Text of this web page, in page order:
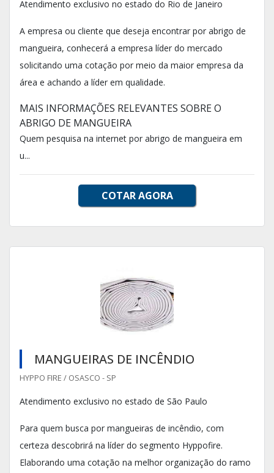
Atendimento exclusivo no estado do Rio de Janeiro
A empresa ou cliente que deseja encontrar por abrigo de
mangueira, conhecerá a empresa líder do mercado
solicitando uma cotação por meio da maior empresa da
área e achando a líder em qualidade.
MAIS INFORMAÇÕES RELEVANTES SOBRE O
ABRIGO DE MANGUEIRA
Quem pesquisa na internet por abrigo de mangueira em
u...
COTAR AGORA
MANGUEIRAS DE INCÊNDIO
HYPPO FIRE / OSASCO - SP
Atendimento exclusivo no estado de São Paulo
Para quem busca por mangueiras de incêndio, com
certeza descobrirá na líder do segmento Hyppofire.
Elaborando uma cotação na melhor organização do ramo